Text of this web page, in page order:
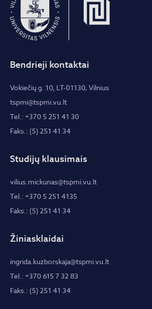
Bendrieji kontaktai
Vokiečių g. 10, LT-01130, Vilnius
tspmi@tspmi.vu.lt
Tel.: +370 5 251 41 30
Faks.: (5) 251 41 34
Studijų klausimais
vilius.mickunas@tspmi.vu.lt
Tel.: +370 5 251 4135
Faks.: (5) 251 41 34
Žiniasklaidai
ingrida.kuzborskaja@tspmi.vu.lt
Tel.: +370 615 7 32 83
Faks.: (5) 251 41 34